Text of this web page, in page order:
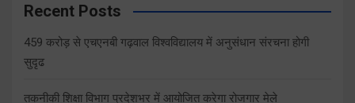
Recent Posts
459 करोड़ से एचएनबी गढ़वाल विश्वविद्यालय में अनुसंधान संरचना होगी
सुदृढ
तकनीकी शिक्षा विभाग प्रदेशभर में आयोजित करेगा रोजगार मेले